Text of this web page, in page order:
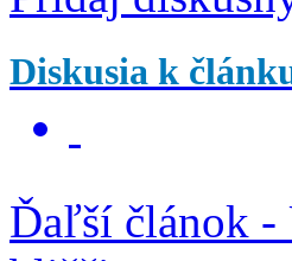
Diskusia k
Ďaľší článok -